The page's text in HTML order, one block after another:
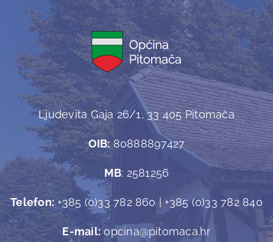
Zemljopisna obilježja
Stanovništvo
Grb i zastava
Naselja
Plan ulica
Manifestacije
Ljudevita Gaja 26/1, 33 405 Pitomača
OIB:80888897427
MB: 2581256
Telefon:+385 (0)33 782 860 | +385 (0)33 782 840
E-mail:opcina@pitomaca.hr